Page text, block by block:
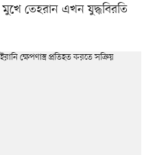
তেহরান এখন যুদ্ধবিরতি